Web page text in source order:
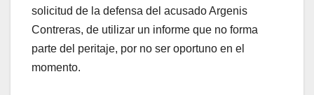
solicitud de la defensa del acusado Argenis
Contreras, de utilizar un informe que no forma
parte del peritaje, por no ser oportuno en el
momento.